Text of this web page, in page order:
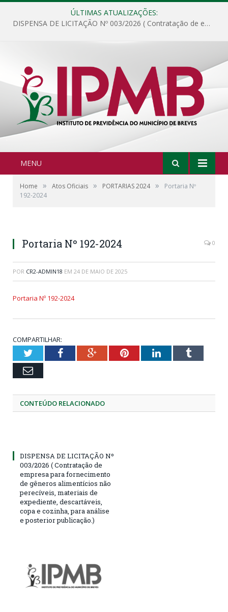
ÚLTIMAS ATUALIZAÇÕES:
DISPENSA DE LICITAÇÃO Nº 003/2026 ( Contratação de empresa para fornecimento de gêneros alimentícios não perecíveis, materiais de expediente, descartáveis, copa e cozinha, para análise e posterior publicação.)
MENU
Home » Atos Oficiais » PORTARIAS 2024 »
Portaria Nº
192-2024
Portaria Nº 192-2024 0
POR CR2-ADMIN18 EM 24 DE MAIO DE 2025
Portaria Nº 192-2024
COMPARTILHAR:
TwitterFacebookGoogle+PinterestLinkedInTumblr
Email
CONTEÚDO RELACIONADO
DISPENSA DE LICITAÇÃO Nº
003/2026 ( Contratação de
empresa para fornecimento
de gêneros alimentícios não
perecíveis, materiais de
expediente, descartáveis,
copa e cozinha, para análise
e posterior publicação.)